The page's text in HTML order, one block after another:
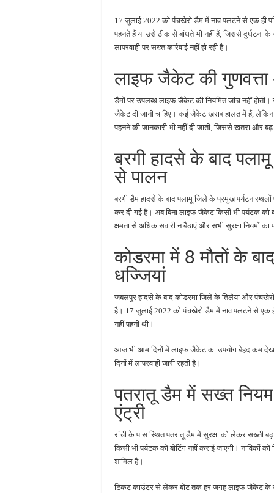
17 जुलाई 2022 को पंचखेरो डैम में नाव पलटने से एक ही
पहनते हैं या उसे ठीक से बांधते भी नहीं हैं, जिससे दुर्घटना
लापरवाही पर सख्त कार्रवाई नहीं हो रही है।
लाइफ जैकेट की
डैमों पर उपलब्ध लाइफ जैकेट की नियमित जांच नहीं
जैकेट दी जानी चाहिए। कई जैकेट खराब हालत में हैं,
पहनने की जानकारी भी नहीं दी जाती, जिससे खतरा और बढ़
बरगी हादसे के बाद
से पालन
बरगी डैम हादसे के बाद पलामू जिले के प्रमुख पर्यटन
कर दी गई है। अब बिना लाइफ जैकेट किसी भी पर्यटक को
क्षमता से अधिक सवारी न बैठाएं और सभी सुरक्षा नियमों
कोडरमा में 8 मौतों के
धज्जियां
जबलपुर हादसे के बाद कोडरमा जिले के तिलैया और
है। 17 जुलाई 2022 को पंचखेरो डैम में नाव पलटने से एक
नहीं पहनी थी।
आज भी आम दिनों में लाइफ जैकेट का उपयोग बेहद कम देखने
दिनों में लापरवाही जारी रहती है।
पतरातू डैम में सख्त
एंट्री
रांची के पास स्थित पतरातू डैम में सुरक्षा को लेकर सख्ती
किसी भी पर्यटक को बोटिंग नहीं कराई जाएगी। नाविकों
शामिल है।
टिकट काउंटर से लेकर बोट तक हर जगह लाइफ जैकेट के